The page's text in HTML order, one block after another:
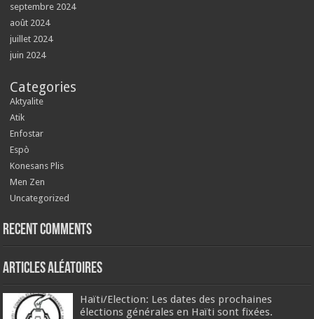
septembre 2024
août 2024
juillet 2024
juin 2024
Categories
Aktyalite
Atik
Enfostar
Espò
Konesans Plis
Men Zen
Uncategorized
Recent Comments
Articles aléatoires
Haïti/Election: Les dates des prochaines
élections générales en Haïti sont fixées.